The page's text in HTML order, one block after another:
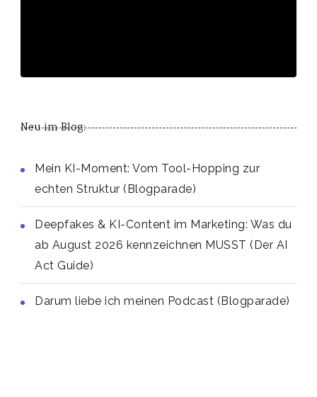
Neu im Blog:
Mein KI-Moment: Vom Tool-Hopping zur
echten Struktur (Blogparade)
Deepfakes & KI-Content im Marketing: Was du
ab August 2026 kennzeichnen MUSST (Der AI
Act Guide)
Darum liebe ich meinen Podcast (Blogparade)